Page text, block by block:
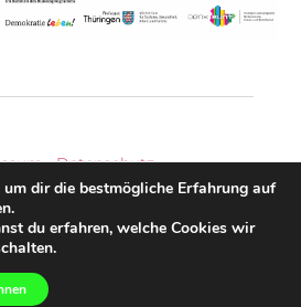
|Datenschutz
Nordhausen e.V.
dir die bestmögliche Erfahrung auf
du erfahren, welche Cookies wir